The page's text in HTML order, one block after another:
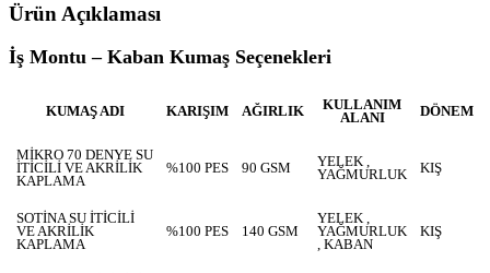
Ürün Açıklaması
İş Montu – Kaban Kumaş Seçenekleri
KUMAŞ ADI KARIŞIM AĞIRLIK
KULLANIM
ALANI
DÖNEM
MİKRO 70 DENYE SU
İTİCİLİ VE AKRİLİK
KAPLAMA
%100 PES 90 GSM
YELEK ,
YAĞMURLUK
KIŞ
SOTİNA SU İTİCİLİ
VE AKRİLİK
KAPLAMA
%100 PES 140 GSM
YELEK ,
YAĞMURLUK
, KABAN
KIŞ